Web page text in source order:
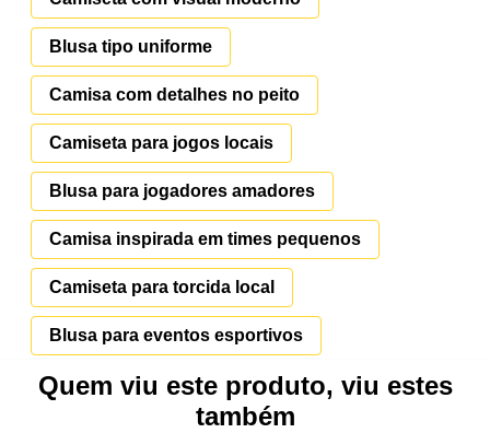
Blusa tipo uniforme
Camisa com detalhes no peito
Camiseta para jogos locais
Blusa para jogadores amadores
Camisa inspirada em times pequenos
Camiseta para torcida local
Blusa para eventos esportivos
Quem viu este produto, viu estes
também